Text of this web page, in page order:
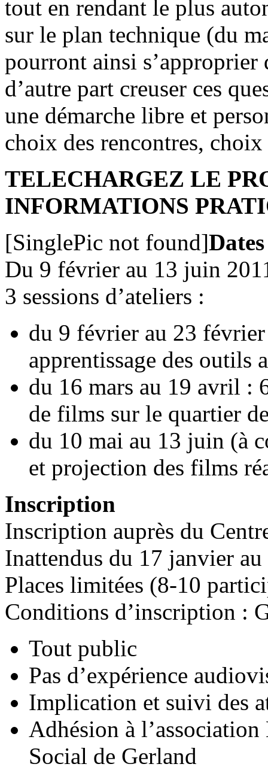
tout en rendant le plus
sur le plan technique (du
pourront ainsi
d’autre part creuser ces
une démarche libre et
choix des rencontres,
TELECHARGEZ LE
INFORMATIONS
[SinglePic not found]Dates
Du 9 février au 13 juin
3 sessions d’ateliers :
du 9 février au 23
apprentissage des outils
du 16 mars au 19 avril :
de films sur le quartier
du 10 mai au 13 juin (à
et projection des films
Inscription
Inscription auprès du
Inattendus du 17 janvier
Places limitées (8-10
Conditions d’inscription :
Tout public
Pas d’expérience
Implication et suivi des
Adhésion à
Social de Gerland